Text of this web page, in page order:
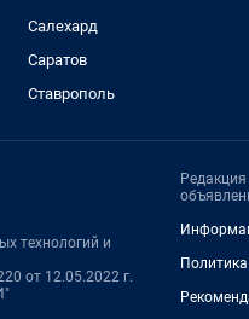
Салехард
Саратов
Ставрополь
технологий и
от 12.05.2022 г.